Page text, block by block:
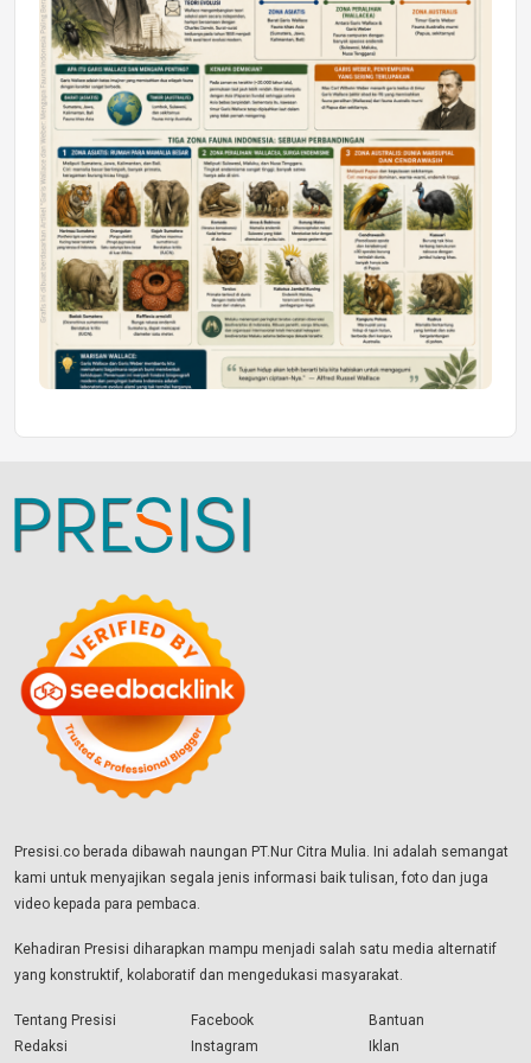
Presisi.co berada dibawah naungan PT.Nur Citra Mulia. Ini adalah semangat
kami untuk menyajikan segala jenis informasi baik tulisan, foto dan juga
video kepada para pembaca.
Kehadiran Presisi diharapkan mampu menjadi salah satu media alternatif
yang konstruktif, kolaboratif dan mengedukasi masyarakat.
Tentang Presisi
Redaksi
Facebook
Instagram
Bantuan
Iklan